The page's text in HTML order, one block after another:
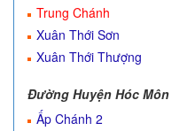
Trung Chánh
Xuân Thới Sơn
Xuân Thới Thượng
Đường Huyện Hóc Môn
Ấp Chánh 2